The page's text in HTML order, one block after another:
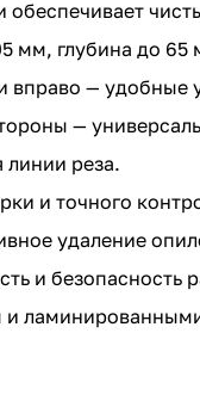
мм, глубина до 65
вправо — удобные
—
линии реза.
и точного
удаление
и безопасность
и